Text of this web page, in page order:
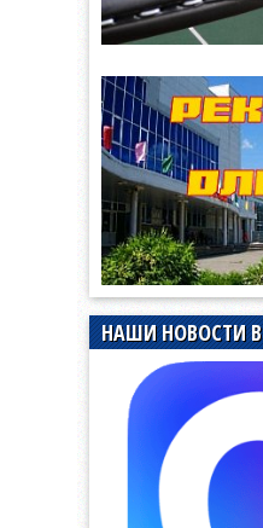
НАШИ НОВОСТИ В